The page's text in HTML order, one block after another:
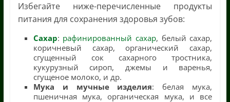
Избегайте ниже-перечисленные продукты
питания для сохранения здоровья зубов:
Сахар: рафинированный сахар, белый сахар,
коричневый сахар, органический сахар,
сгущенный сок сахарного тростника,
кукурузный сироп, джемы и варенья,
сгущеное молоко, и др.
Мука и мучные изделия: белая мука,
пшеничная мука, органическая мука, и все